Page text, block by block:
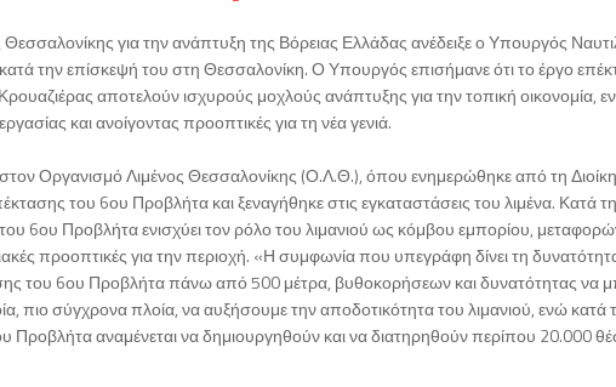
για την ανάπτυξη της Βόρειας Ελλάδας ανέδειξε ο Υπουργός
κατά την επίσκεψή του στη Θεσσαλονίκη. Ο Υπουργός επισήμανε ότι το έργο
αποτελούν ισχυρούς μοχλούς ανάπτυξης για την τοπική οικονομία,
και ανοίγοντας προοπτικές για τη νέα γενιά.
Οργανισμό Λιμένος Θεσσαλονίκης (Ο.Λ.Θ.), όπου ενημερώθηκε από τη
του 6ου Προβλήτα και ξεναγήθηκε στις εγκαταστάσεις του λιμένα. Κατά τη
6ου Προβλήτα ενισχύει τον ρόλο του λιμανιού ως κόμβου εμπορίου,
προοπτικές για την περιοχή. «Η συμφωνία που υπεγράφη δίνει τη
του 6ου Προβλήτα πάνω από 500 μέτρα, βυθοκορήσεων και δυνατότητας να
πιο σύγχρονα πλοία, να αυξήσουμε την αποδοτικότητα του λιμανιού, ενώ κατά
Προβλήτα αναμένεται να δημιουργηθούν και να διατηρηθούν περίπου 20.000